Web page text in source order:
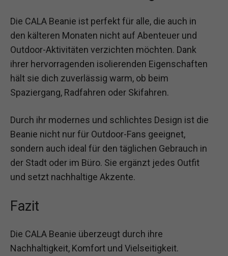
Die CALA Beanie ist perfekt für alle, die auch in
den kälteren Monaten nicht auf Abenteuer und
Outdoor-Aktivitäten verzichten möchten. Dank
ihrer hervorragenden isolierenden Eigenschaften
hält sie dich zuverlässig warm, ob beim
Spaziergang, Radfahren oder Skifahren.
Durch ihr modernes und schlichtes Design ist die
Beanie nicht nur für Outdoor-Fans geeignet,
sondern auch ideal für den täglichen Gebrauch in
der Stadt oder im Büro. Sie ergänzt jedes Outfit
und setzt nachhaltige Akzente.
Fazit
Die CALA Beanie überzeugt durch ihre
Nachhaltigkeit, Komfort und Vielseitigkeit.